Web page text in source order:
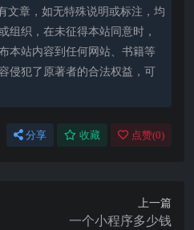
文章，如无特殊说明或标注，均
组织，在未征得本站同意时，
本站内容到任何网站、书籍等
侵犯了原著者的合法权益，可
分享 收藏 点赞(0)
上一篇
一个小程序多少钱